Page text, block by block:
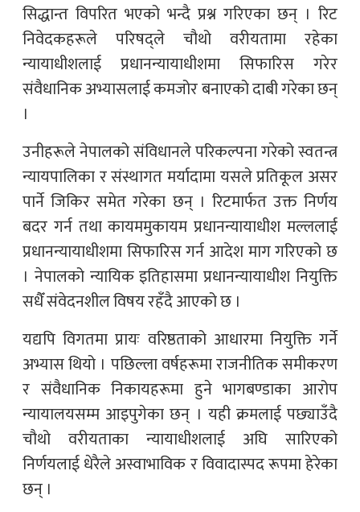
सिद्धान्त विपरित भएको भन्दै प्रश्न गरिएका छन् । रिट
निवेदकहरूले परिषद्ले चौथो वरीयतामा रहेका
न्यायाधीशलाई प्रधानन्यायाधीशमा सिफारिस गरेर
संवैधानिक अभ्यासलाई कमजोर बनाएको दाबी गरेका छन्
।
उनीहरूले नेपालको संविधानले परिकल्पना गरेको स्वतन्त्र
न्यायपालिका र संस्थागत मर्यादामा यसले प्रतिकूल असर
पार्ने जिकिर समेत गरेका छन् । रिटमार्फत उक्त निर्णय
बदर गर्न तथा कायममुकायम प्रधानन्यायाधीश मल्ललाई
प्रधानन्यायाधीशमा सिफारिस गर्न आदेश माग गरिएको छ
। नेपालको न्यायिक इतिहासमा प्रधानन्यायाधीश नियुक्ति
सधैँ संवेदनशील विषय रहँदै आएको छ ।
यद्यपि विगतमा प्रायः वरिष्ठताको आधारमा नियुक्ति गर्ने
अभ्यास थियो । पछिल्ला वर्षहरूमा राजनीतिक समीकरण
र संवैधानिक निकायहरूमा हुने भागबण्डाका आरोप
न्यायालयसम्म आइपुगेका छन् । यही क्रमलाई पछ्याउँदै
चौथो वरीयताका न्यायाधीशलाई अघि सारिएको
निर्णयलाई धेरैले अस्वाभाविक र विवादास्पद रूपमा हेरेका
छन् ।